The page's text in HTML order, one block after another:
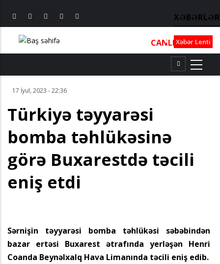
XƏBƏRLƏR
Xəbər Lenti
CANLI┃TV┃FM
17 İyul, 2023 - 22:36
Türkiyə təyyarəsi
bomba təhlükəsinə
görə Buxarestdə təcili
eniş etdi
Sərnişin təyyarəsi bomba təhlükəsi səbəbindən
bazar ertəsi Buxarest ətrafında yerləşən Henri
Coanda Beynəlxalq Hava Limanında təcili eniş edib.